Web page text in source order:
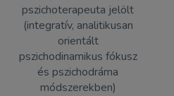
pszichoterapeuta jelölt
(integratív, analitikusan
orientált
pszichodinamikus fókusz
és pszichodráma
módszerekben)